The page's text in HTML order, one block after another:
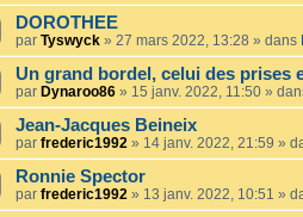
DOROTHEE
par Tyswyck » 27 mars 2022, 13:28 » dans
Un grand bordel, celui des prises
par Dynaroo86 » 15 janv. 2022, 11:50 »
Jean-Jacques Beineix
par frederic1992 » 14 janv. 2022, 21:59 »
Ronnie Spector
par frederic1992 » 13 janv. 2022, 10:51 »